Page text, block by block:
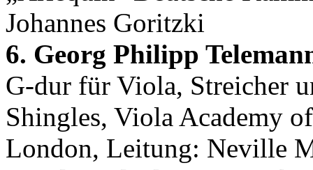
Johannes Goritzki
6. Georg Philipp
G-dur für Viola, Streicher
Shingles, Viola Academy
London, Leitung: Neville